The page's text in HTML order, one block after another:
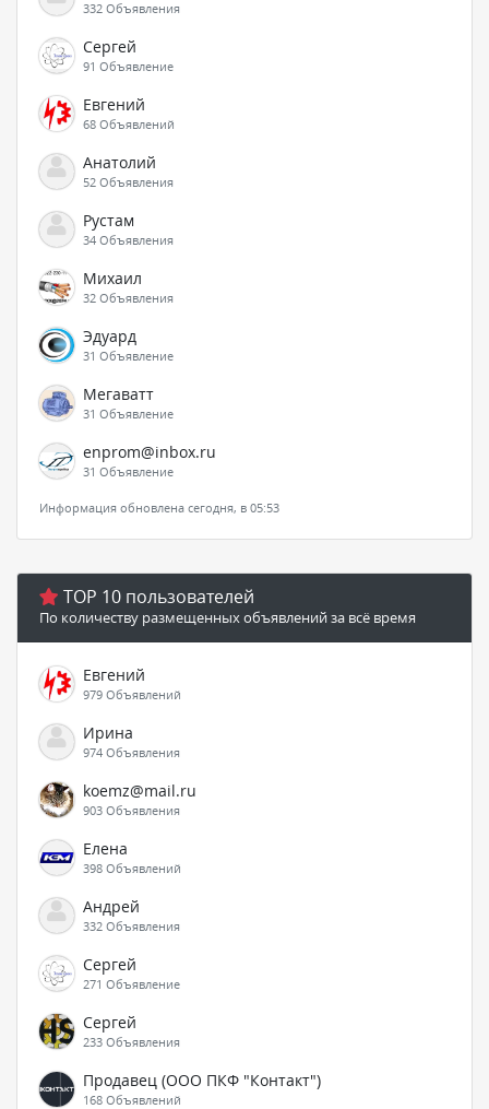
332 Объявления
Сергей
91 Объявление
Евгений
68 Объявлений
Анатолий
52 Объявления
Рустам
34 Объявления
Михаил
32 Объявления
Эдуард
31 Объявление
Мегаватт
31 Объявление
enprom@inbox.ru
31 Объявление
Информация обновлена сегодня, в 05:53
TOP 10 пользователей
По количеству размещенных объявлений за всё время
Евгений
979 Объявлений
Ирина
974 Объявления
koemz@mail.ru
903 Объявления
Елена
398 Объявлений
Андрей
332 Объявления
Сергей
271 Объявление
Сергей
233 Объявления
Продавец (ООО ПКФ "Контакт")
168 Объявлений